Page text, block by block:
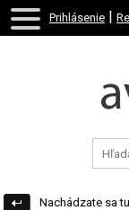
Prihlásenie |
Nachádzate sa